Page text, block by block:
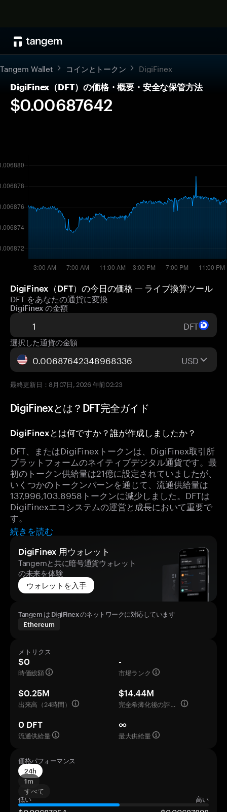
Tangem Wallet コインとトークン DigiFinex
DigiFinex（DFT）の価格・概要・安全な保管方法
$0.00687642
DigiFinex（DFT）の今日の価格 — ライブ換算ツール
DFT をあなたの通貨に変換
DigiFinex の金額
DFT
選択した通貨の金額
USD
最終更新日：8月07日, 2026 午前02:23
DigiFinexとは？DFT完全ガイド
DigiFinexとは何ですか？誰が作成しましたか？
DFT、またはDigiFinexトークンは、DigiFinex取引所
プラットフォームのネイティブデジタル通貨です。最
初のトークン供給量は21億に設定されていましたが、
いくつかのトークンバーンを通じて、流通供給量は
137,996,103.8958トークンに減少しました。DFTは
DigiFinexエコシステムの運営と成長において重要で
す。
続きを読む
DigiFinex 用ウォレット
Tangemと共に暗号通貨ウォレット
の未来を体験
ウォレットを入手
Tangem は DigiFinex のネットワークに対応しています
Ethereum
メトリクス
$0
時価総額
-
市場ランク
$0.25M
出来高（24時間）
$14.44M
完全希薄化後の評価額
0 DFT
流通供給量
∞
最大供給量
価格パフォーマンス
24h
1m
すべて
低い
高い